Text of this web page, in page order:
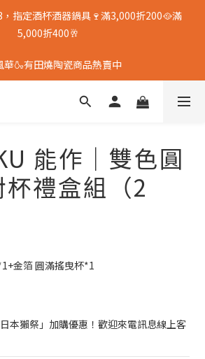
指定酒杯酒器鍋具🍷滿3,000折200🥘滿
5,000折400🥂
華🍶有田燒陶瓷商品熱賣中
能作｜雙色圓
禮盒組（2
金箔 圓滿搖曳杯*1
本獺祭」加購優惠！歡迎來電訊息線上客